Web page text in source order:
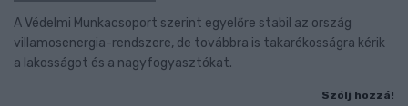
A Védelmi Munkacsoport szerint egyelőre stabil az ország
villamosenergia-rendszere, de továbbra is takarékosságra kérik
a lakosságot és a nagyfogyasztókat.
Szólj hozzá!